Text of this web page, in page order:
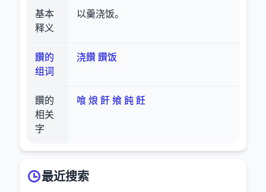
基本
释义
以羹浇饭。
饡的
组词
浇饡 饡饭
饡的
相关
字
喰 烺 飦 飨 飩 飪
最近搜索